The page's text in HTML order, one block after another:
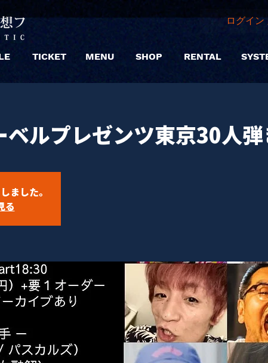
TICKET MENU SHOP
ログイ
RENTAL
ベルプレゼンツ東京30人
ました。
る